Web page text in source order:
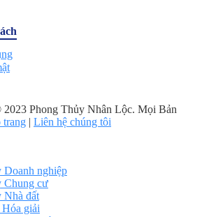
Phong Thủy Nhân Lộc. Mọi Bản
trang | Liên hệ chúng tôi
Doanh nghiệp
Chung cư
Nhà đất
giải